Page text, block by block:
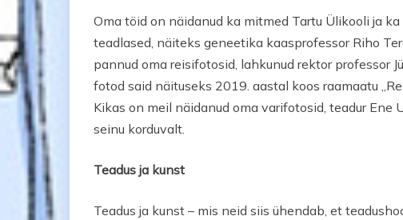
Oma töid on näidanud ka mitmed Tartu Ülikooli ja
teadlased, näiteks geneetika kaasprofessor Riho
pannud oma reisifotosid, lahkunud rektor professor
fotod said näituseks 2019. aastal koos raamaatu
Kikas on meil näidanud oma varifotosid, teadur
seinu korduvalt.
Teadus ja kunst
Teadus ja kunst – mis neid siis ühendab, et